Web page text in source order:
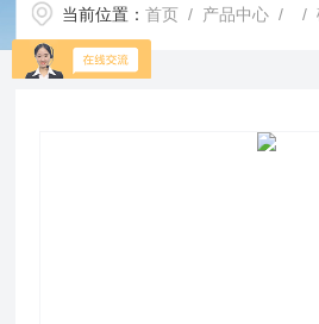
当前位置：首页 / 产品中心 / /